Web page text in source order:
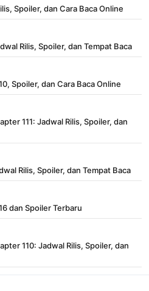
Spoiler, dan Cara Baca Online
Rilis, Spoiler, dan Tempat Baca
Spoiler, dan Cara Baca Online
111: Jadwal Rilis, Spoiler, dan
Rilis, Spoiler, dan Tempat Baca
dan Spoiler Terbaru
110: Jadwal Rilis, Spoiler, dan